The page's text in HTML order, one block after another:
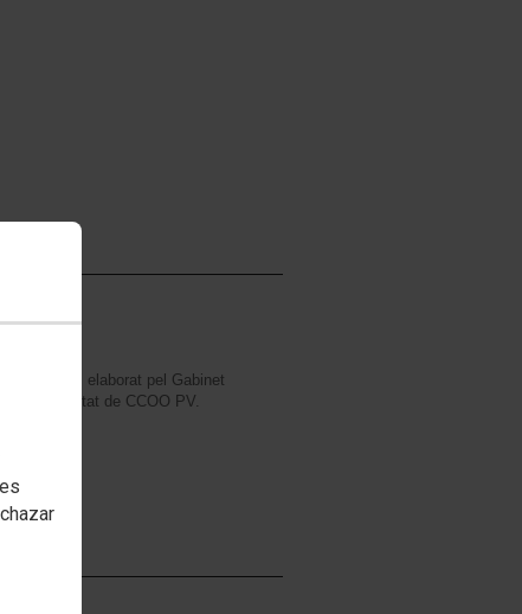
Valencià, elaborat pel Gabinet
d'Igualtat de CCOO PV.